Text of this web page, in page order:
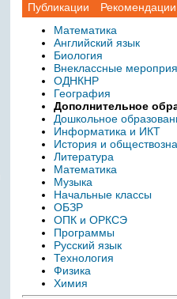
Публикации Рекомендации
Математика
Английский язык
Биология
Внеклассные
ОДНКНР
География
Дополнительное
Дошкольное
Информатика и ИКТ
История и
Литература
Математика
Музыка
Начальные классы
ОБЗР
ОПК и ОРКСЭ
Программы
Русский язык
Технология
Физика
Химия